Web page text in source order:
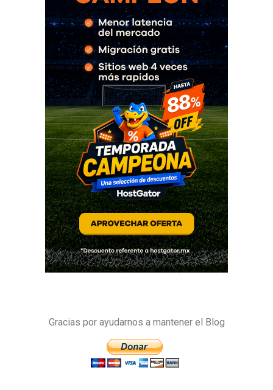
Gracias por ayudarnos a mantener el Blog